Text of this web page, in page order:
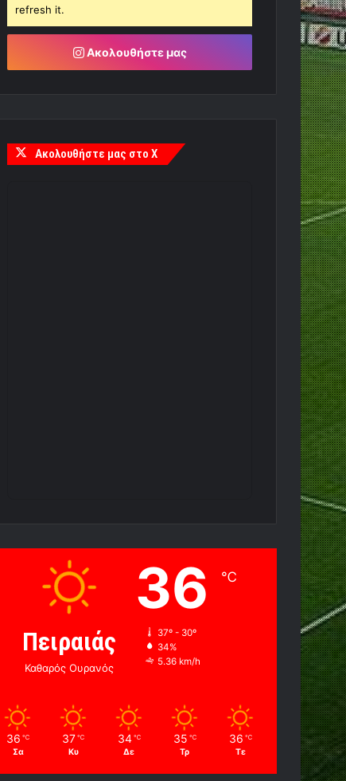
refresh it.
Ακολουθήστε μας
Ακολουθήστε μας στο X
Πειραιάς
Καθαρός Ουρανός
36 ℃
37º - 30º
34%
5.36 km/h
36 ℃
Σα
37 ℃
Κυ
34 ℃
Δε
35 ℃
Τρ
36 ℃
Τε